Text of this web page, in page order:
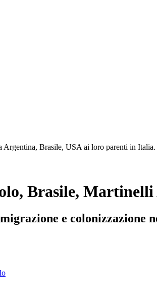
Brasile, USA ai loro parenti in
Brasile,
e colonizzazione